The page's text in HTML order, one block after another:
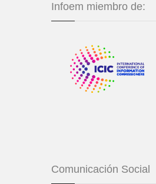
Infoem miembro de:
Comunicación Social